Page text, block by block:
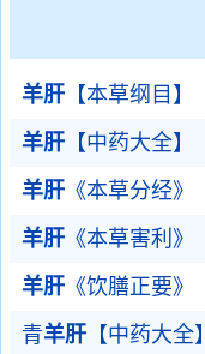
羊肝 【本草纲目】
羊肝 【中药大全】
羊肝 《本草分经》
羊肝 《本草害利》
羊肝 《饮膳正要》
青羊肝 【中药大全】